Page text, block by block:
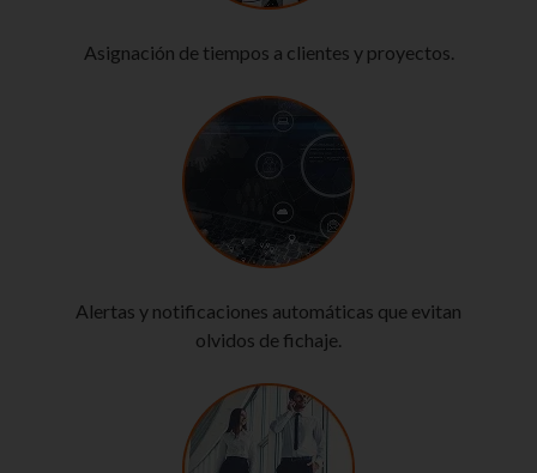
Asignación de tiempos a clientes y proyectos.
Alertas y notificaciones automáticas que evitan
olvidos de fichaje.